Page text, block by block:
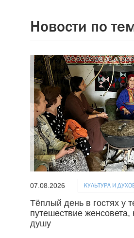
Новости по
07.08.2026 КУЛЬТУРА И
Тёплый день в гостях у
путешествие женсовета,
душу